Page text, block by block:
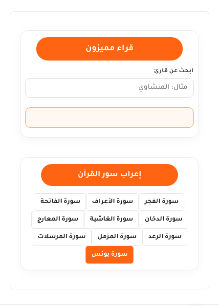
قراء مميزون
ابحث عن قارئ
إعراب سور القرآن
سورة الفجر سورة الأعراف سورة الفاتحة
سورة الدخان سورة الغاشية سورة المعارج
سورة الرعد سورة المزمل سورة المرسلات
سورة يونس